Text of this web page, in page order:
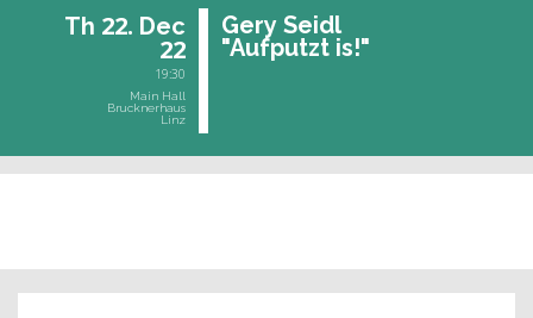
Th 22. Dec
22
19:30
Main Hall
Brucknerhaus
Linz
Gery Seidl
"Auf­putzt is!"